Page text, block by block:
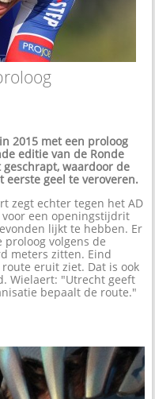
2015 met een proloog
editie van de Ronde
waardoor de
geel te veroveren.
zegt echter tegen het AD
een openingstijdrit
lijkt te hebben. Er
volgens de
meters zitten. Eind
eruit ziet. Dat is ook
Wielaert: "Utrecht geeft
bepaalt de route."